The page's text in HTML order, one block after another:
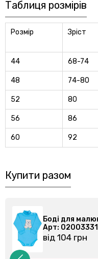
Таблиця розмірів
Розмір Зріст
44 68-74
48 74-80
52 80
56 86
60 92
Купити разом
020033310-016